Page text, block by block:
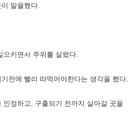
말을했다.
키면서 주위를 살폈다.
전에 빨리 따먹어야한다는 생각을 했다.
인정하고, 구출되기 전까지 살아갈 곳을